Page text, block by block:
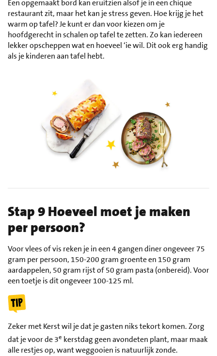
Een opgemaakt bord kan eruitzien alsof je in een chique
restaurant zit, maar het kan je stress geven. Hoe krijg je het
warm op tafel? Je kunt er dan voor kiezen om je
hoofdgerecht in schalen op tafel te zetten. Zo kan iedereen
lekker opscheppen wat en hoeveel ‘ie wil. Dit ook erg handig
als je kinderen aan tafel hebt.
Stap 9 Hoeveel moet je maken
per persoon?
Voor vlees of vis reken je in een 4 gangen diner ongeveer 75
gram per persoon, 150-200 gram groente en 150 gram
aardappelen, 50 gram rijst of 50 gram pasta (onbereid). Voor
een toetje is dit ongeveer 100-125 ml.
Zeker met Kerst wil je dat je gasten niks tekort komen. Zorg
dat je voor de 3e kerstdag geen avondeten plant, maar maak
alle restjes op, want weggooien is natuurlijk zonde.